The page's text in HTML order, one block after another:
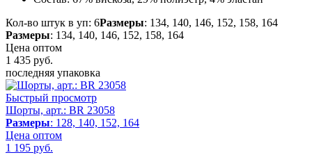
Кол-во штук в уп: 6Размеры: 134, 140, 146, 152, 158, 164
Размеры: 134, 140, 146, 152, 158, 164
Цена оптом
1 435 руб.
последняя упаковка
Быстрый просмотр
Шорты, арт.: BR 23058
Размеры: 128, 140, 152, 164
Цена оптом
1 195 руб.